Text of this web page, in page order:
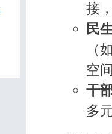
接
民
（
空
干
多